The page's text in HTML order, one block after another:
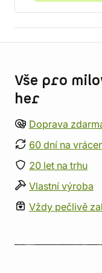
Vše pro
her
Doprava
60 dní na
20 let na trhu
Vlastní výroba
Vždy pečlivě